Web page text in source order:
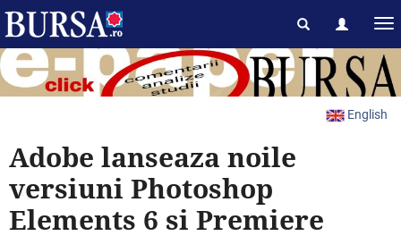
English
Adobe lanseaza noile
versiuni Photoshop
Elements 6 si Premiere